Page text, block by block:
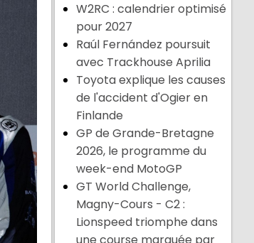
W2RC : calendrier optimisé
pour 2027
Raúl Fernández poursuit
avec Trackhouse Aprilia
Toyota explique les causes
de l'accident d'Ogier en
Finlande
GP de Grande-Bretagne
2026, le programme du
week-end MotoGP
GT World Challenge,
Magny-Cours - C2 :
Lionspeed triomphe dans